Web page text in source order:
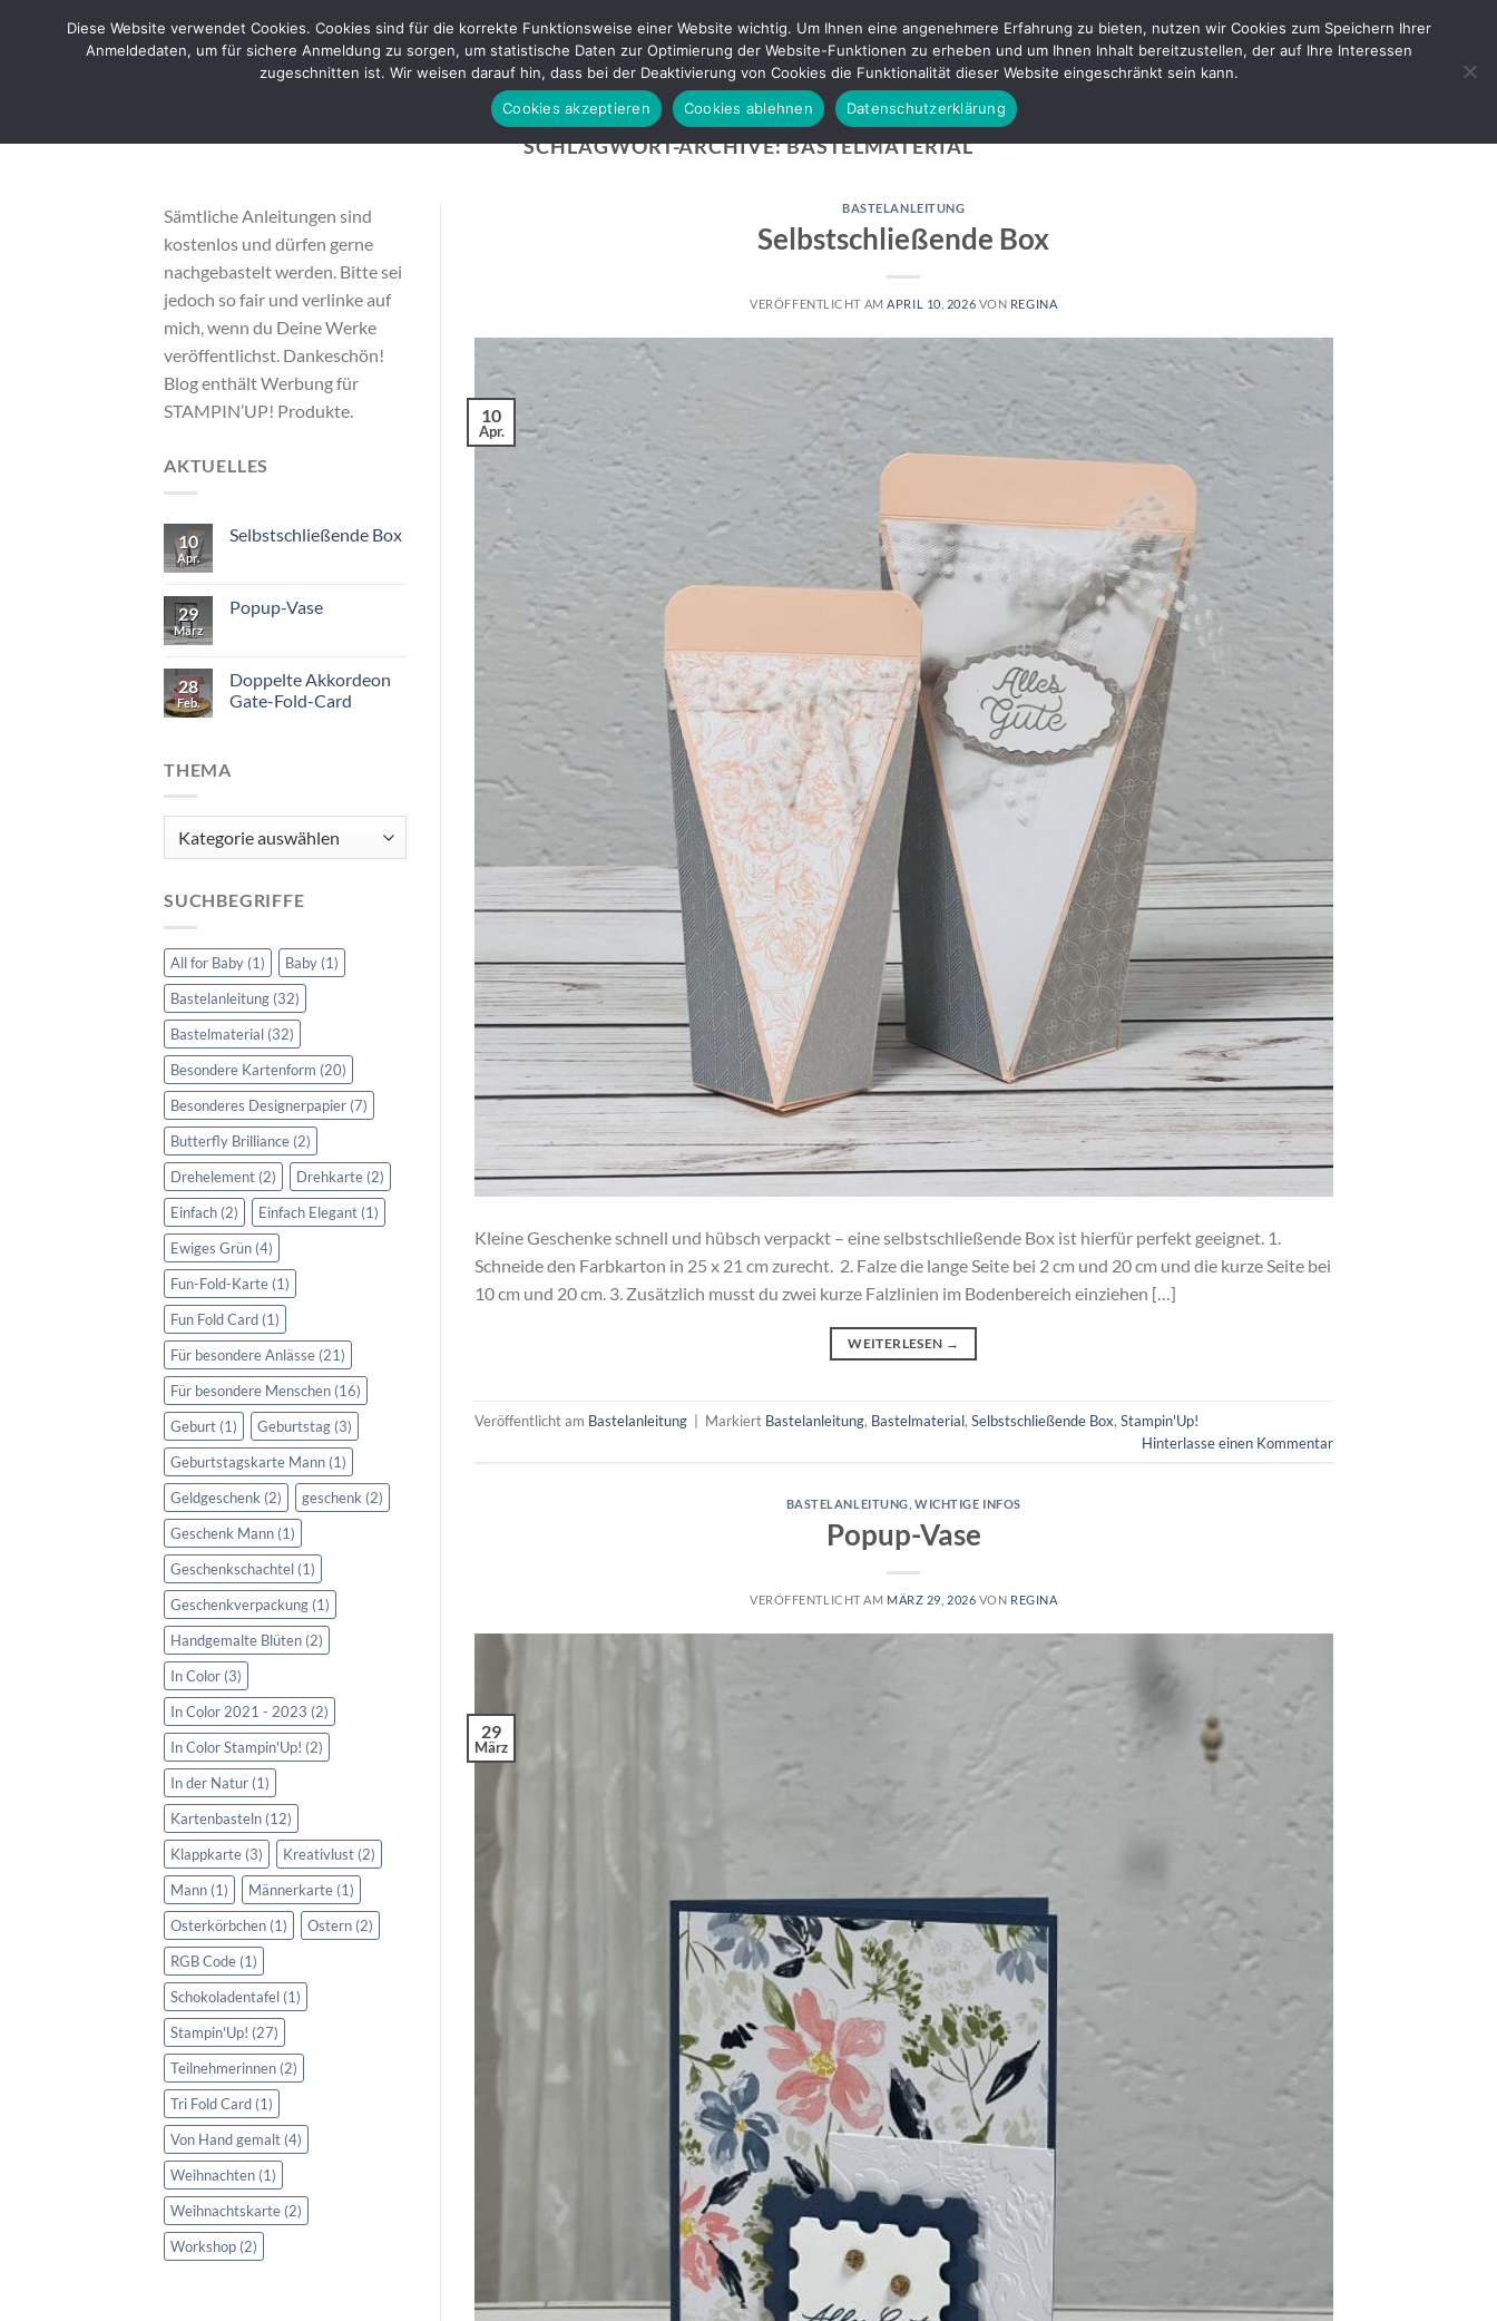
STAMPIN’UP! BASTELWORKSHOPS SHOP BLOG ÜBER MICH ANMELDEN WARENKORB /0,00€
SCHLAGWORT-ARCHIVE:BASTELMATERIAL
Sämtliche Anleitungen sind
kostenlos und dürfen gerne
nachgebastelt werden. Bitte sei
jedoch so fair und verlinke auf
mich, wenn du Deine Werke
veröffentlichst. Dankeschön!
Blog enthält Werbung für
STAMPIN’UP! Produkte.
AKTUELLES
10
Apr.
Selbstschließende Box
29
März
Popup-Vase
28
Feb.
Doppelte Akkordeon
Gate-Fold-Card
THEMA
SUCHBEGRIFFE
All for Baby (1) Baby (1)
Bastelanleitung (32)
Bastelmaterial (32)
Besondere Kartenform (20)
Besonderes Designerpapier (7)
Butterfly Brilliance (2)
Drehelement (2) Drehkarte (2)
Einfach (2) Einfach Elegant (1)
Ewiges Grün (4)
Fun-Fold-Karte (1)
Fun Fold Card (1)
Für besondere Anlässe (21)
Für besondere Menschen (16)
Geburt (1) Geburtstag (3)
Geburtstagskarte Mann (1)
Geldgeschenk (2) geschenk (2)
Geschenk Mann (1)
Geschenkschachtel (1)
Geschenkverpackung (1)
Handgemalte Blüten (2)
In Color (3)
In Color 2021 - 2023 (2)
In Color Stampin'Up! (2)
In der Natur (1)
Kartenbasteln (12)
Klappkarte (3) Kreativlust (2)
Mann (1) Männerkarte (1)
Osterkörbchen (1) Ostern (2)
RGB Code (1)
Schokoladentafel (1)
Stampin'Up! (27)
Teilnehmerinnen (2)
Tri Fold Card (1)
Von Hand gemalt (4)
Weihnachten (1)
Weihnachtskarte (2)
Workshop (2)
BASTELANLEITUNG
Selbstschließende Box
VERÖFFENTLICHT AMAPRIL 10, 2026 VON REGINA
10
Apr.
Kleine Geschenke schnell und hübsch verpackt – eine selbstschließende Box ist hierfür perfekt geeignet. 1.
Schneide den Farbkarton in 25 x 21 cm zurecht. 2. Falze die lange Seite bei 2 cm und 20 cm und die kurze Seite bei
10 cm und 20 cm. 3. Zusätzlich musst du zwei kurze Falzlinien im Bodenbereich einziehen […]
WEITERLESEN →
Veröffentlicht am Bastelanleitung Markiert Bastelanleitung, Bastelmaterial, Selbstschließende Box, Stampin'Up!
Hinterlasse einen Kommentar
BASTELANLEITUNG ,WICHTIGE INFOS
Popup-Vase
VERÖFFENTLICHT AM MÄRZ 29, 2026 VON REGINA
29
März
Diese Website verwendet Cookies. Cookies sind für die korrekte Funktionsweise einer Website wichtig. Um Ihnen eine angenehmere Erfahrung zu bieten, nutzen wir Cookies zum Speichern Ihrer
Anmeldedaten, um für sichere Anmeldung zu sorgen, um statistische Daten zur Optimierung der Website-Funktionen zu erheben und um Ihnen Inhalt bereitzustellen, der auf Ihre Interessen
zugeschnitten ist. Wir weisen darauf hin, dass bei der Deaktivierung von Cookies die Funktionalität dieser Website eingeschränkt sein kann.
Cookies akzeptieren
Cookies ablehnen Datenschutzerklärung